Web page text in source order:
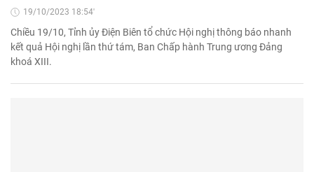
19/10/2023 18:54'
Chiều 19/10, Tỉnh ủy Điện Biên tổ chức Hội nghị thông báo nhanh
kết quả Hội nghị lần thứ tám, Ban Chấp hành Trung ương Đảng
khoá XIII.